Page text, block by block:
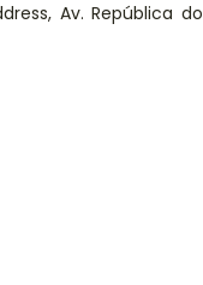
Av. República do